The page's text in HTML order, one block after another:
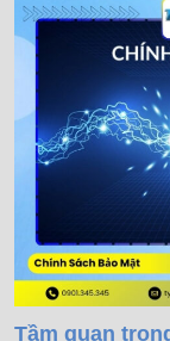
Tầm quan